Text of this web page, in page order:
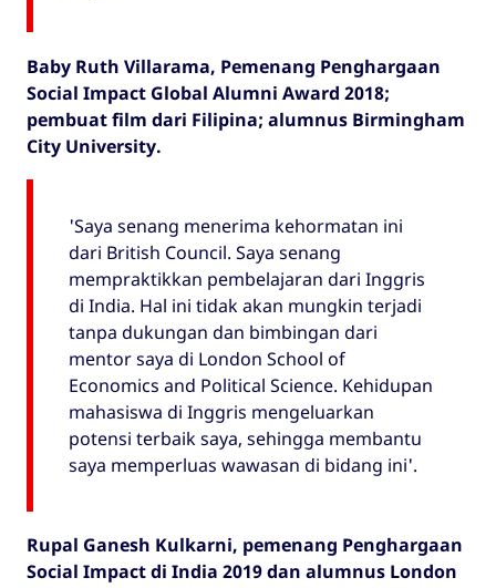
Baby Ruth Villarama, Pemenang Penghargaan
Social Impact Global Alumni Award 2018;
pembuat film dari Filipina; alumnus Birmingham
City University.
'Saya senang menerima kehormatan ini
dari British Council. Saya senang
mempraktikkan pembelajaran dari Inggris
di India. Hal ini tidak akan mungkin terjadi
tanpa dukungan dan bimbingan dari
mentor saya di London School of
Economics and Political Science. Kehidupan
mahasiswa di Inggris mengeluarkan
potensi terbaik saya, sehingga membantu
saya memperluas wawasan di bidang ini'.
Rupal Ganesh Kulkarni, pemenang Penghargaan
Social Impact di India 2019 dan alumnus London